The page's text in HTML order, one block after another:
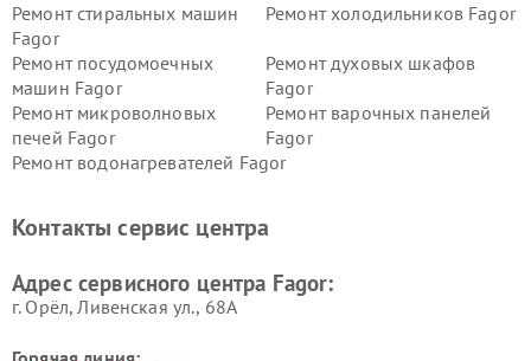
Ремонт стиральных машин
Fagor
Ремонт холодильников Fagor
Ремонт посудомоечных
машин Fagor
Ремонт духовых шкафов
Fagor
Ремонт микроволновых
печей Fagor
Ремонт варочных панелей
Fagor
Ремонт водонагревателей Fagor
Контакты сервис центра
Адрес сервисного центра Fagor:
г. Орёл, Ливенская ул., 68А